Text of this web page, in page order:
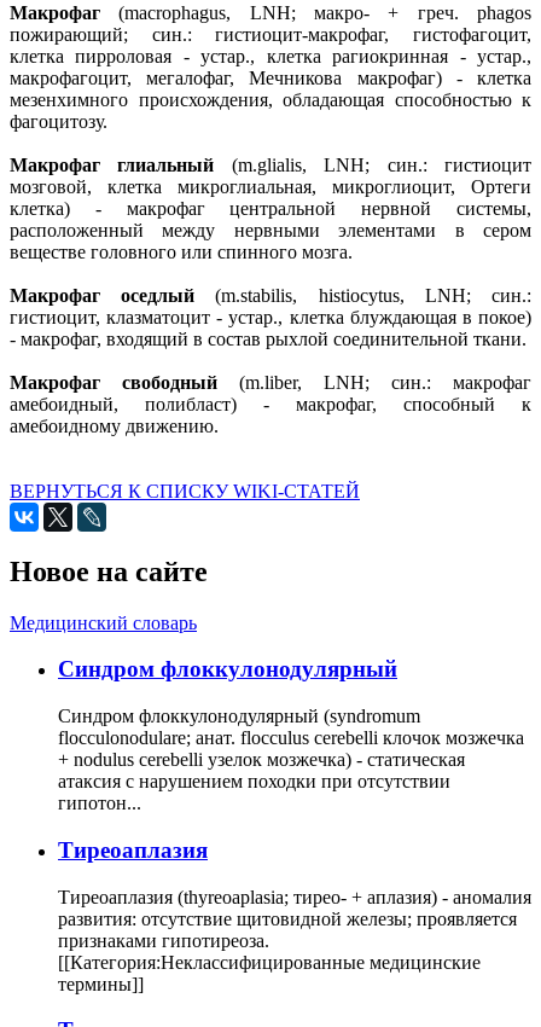
Макрофаг(macrophagus, LNH; макро- + греч. phagos
пожирающий; син.: гистиоцит-макрофаг, гистофагоцит,
клетка пирроловая - устар., клетка рагиокринная - устар.,
макрофагоцит, мегалофаг, Мечникова макрофаг) - клетка
мезенхимного происхождения, обладающая способностью к
фагоцитозу.
Макрофаг глиальный (m.glialis, LNH; син.: гистиоцит
мозговой, клетка микроглиальная, микроглиоцит, Ортеги
клетка) - макрофаг центральной нервной системы,
расположенный между нервными элементами в сером
веществе головного или спинного мозга.
Макрофаг оседлый(m.stabilis, histiocytus, LNH; син.:
гистиоцит, клазматоцит - устар., клетка блуждающая в покое)
- макрофаг, входящий в состав рыхлой соединительной ткани.
Макрофаг свободный (m.liber, LNH; син.: макрофаг
амебоидный, полибласт) - макрофаг, способный к
амебоидному движению.
ВЕРНУТЬСЯ К СПИСКУ WIKI-СТАТЕЙ
Новое на сайте
Медицинский словарь
Cиндром флоккулонодулярный
Синдром флоккулонодулярный (syndromum
flocculonodulare; анат. flocculus cerebelli клочок мозжечка
+ nodulus cerebelli узелок мозжечка) - статическая
атаксия с нарушением походки при отсутствии
гипотон...
Тиреоаплазия
Тиреоаплазия (thyreoaplasia; тирео- + аплазия) - аномалия
развития: отсутствие щитовидной железы; проявляется
признаками гипотиреоза.
[[Категория:Неклассифицированные медицинские
термины]]